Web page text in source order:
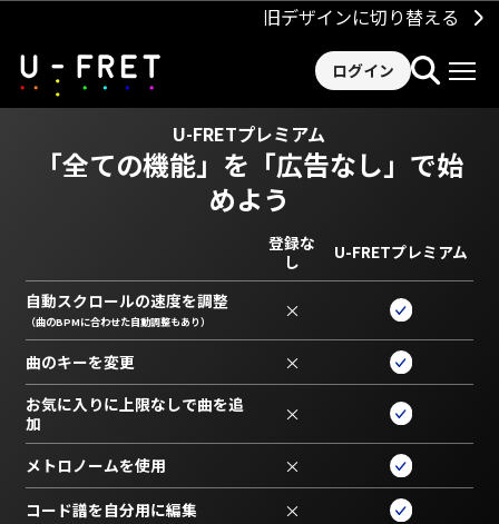
旧デザインに切り替える
ログイン
U-FRETプレミアム
「全ての機能」を 「広告なし」で始
めよう
登録な
し
U-FRETプレミアム
自動スクロールの速度を調整
（曲のBPMに合わせた自動調整もあり） ×
曲のキーを変更 ×
お気に入りに上限なしで曲を追
加
×
メトロノームを使用 ×
コード譜を自分用に編集 ×